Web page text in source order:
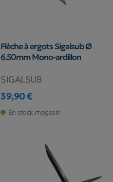
Flèche à ergots Sigalsub Ø
6.50mm Mono-ardillon
SIGALSUB
Prix
39,90 €
En stock magasin